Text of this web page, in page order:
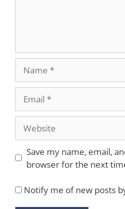
Website
Save my name, email,
browser for the next
Notify me of new posts